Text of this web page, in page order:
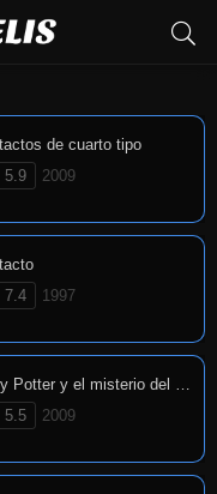
de cuarto tipo
5.9
2009
7.4
1997
Harry Potter y el misterio del príncipe
5.5
2009